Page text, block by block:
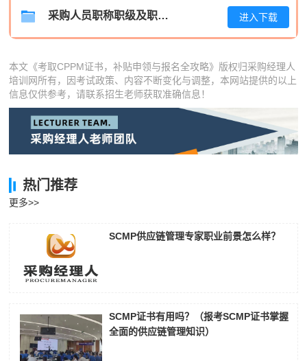
采购人员职称职级及职位晋升管理制度 进入下载
本文《考取CPPM证书，补贴申领与报名全攻略》版权归采购经理人
培训网所有，因考试政策、内容不断变化与调整，本网站提供的以上
信息仅供参考，请联系招生老师获取准确信息！
热门推荐
更多>>
SCMP供应链管理专家职业前景怎么样？
SCMP证书有用吗？（报考SCMP证书掌握
全面的供应链管理知识）